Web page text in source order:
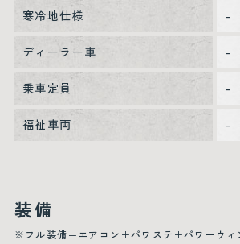
寒冷地仕様 –
ディーラー車 –
乗車定員 –
福祉車両 –
装備
※フル装備＝エアコン＋パワステ＋パワーウィ